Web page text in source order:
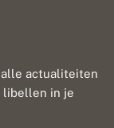
alle actualiteiten
libellen in je